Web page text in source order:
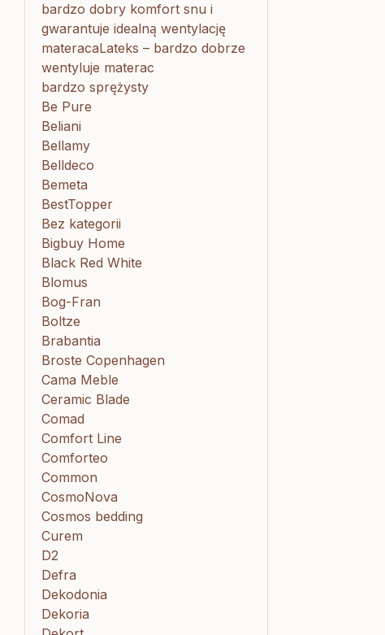
bardzo dobry komfort snu i
gwarantuje idealną wentylację
materacaLateks – bardzo dobrze
wentyluje materac
bardzo sprężysty
Be Pure
Beliani
Bellamy
Belldeco
Bemeta
BestTopper
Bez kategorii
Bigbuy Home
Black Red White
Blomus
Bog-Fran
Boltze
Brabantia
Broste Copenhagen
Cama Meble
Ceramic Blade
Comad
Comfort Line
Comforteo
Common
CosmoNova
Cosmos bedding
Curem
D2
Defra
Dekodonia
Dekoria